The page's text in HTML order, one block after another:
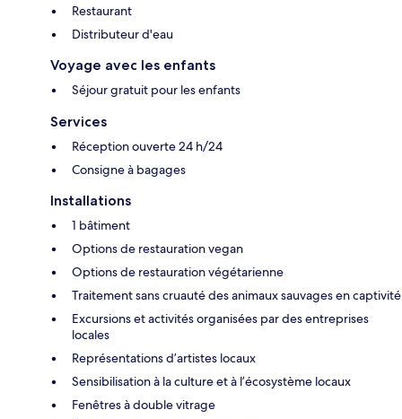
Restaurant
Distributeur d'eau
Voyage avec les enfants
Séjour gratuit pour les enfants
Services
Réception ouverte 24 h/24
Consigne à bagages
Installations
1 bâtiment
Options de restauration vegan
Options de restauration végétarienne
Traitement sans cruauté des animaux sauvages en captivité
Excursions et activités organisées par des entreprises
locales
Représentations d’artistes locaux
Sensibilisation à la culture et à l’écosystème locaux
Fenêtres à double vitrage